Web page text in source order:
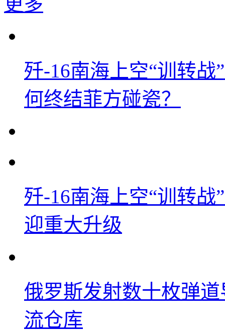
歼-16南海上空“训转
何终结菲方碰瓷？
歼-16南海上空“训转
迎重大升级
俄罗斯发射数十枚弹
流仓库